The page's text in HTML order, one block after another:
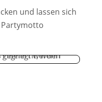
und lassen sich